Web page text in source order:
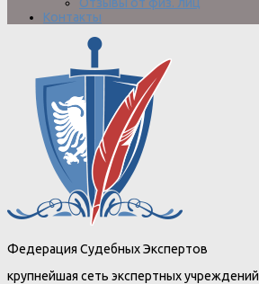
Отзывы от физ. лиц
Контакты
Федерация Судебных Экспертов
крупнейшая сеть экспертных учреждений